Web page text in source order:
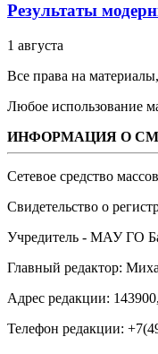
Результаты
1 августа
Все права на
Любое использование
ИНФОРМАЦИЯ О
Сетевое средство
Свидетельство о
Учредитель - МАУ ГО
Главный редактор:
Адрес редакции:
Телефон редакции: